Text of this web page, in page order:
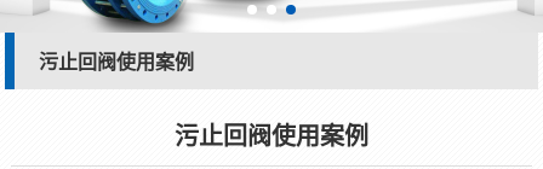
污止回阀使用案例
污止回阀使用案例